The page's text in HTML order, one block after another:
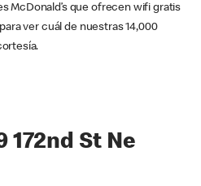
McDonald’s que ofrecen wifi gratis
ver cuál de nuestras 14,000
172nd St Ne